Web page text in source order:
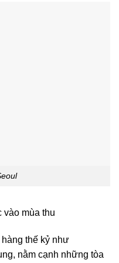
vào mùa thu
thế kỷ như
nằm cạnh những tòa